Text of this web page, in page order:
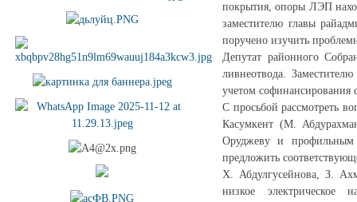
покрытия, опоры ЛЭП
заместителю главы
поручено изучить
Депутат районного
ливнеотвода.
учетом софинансирования
С просьбой рассмотреть
Касумкент (М.
Оруджеву и профильным
предложить
Х. Абдулгусейнова, З.
низкое электрическое